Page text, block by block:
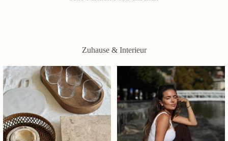
Zuhause & Interieur